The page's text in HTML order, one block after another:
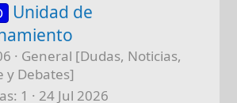
Unidad de
General [Dudas, Noticias,
y Debates]
1 24 Jul 2026